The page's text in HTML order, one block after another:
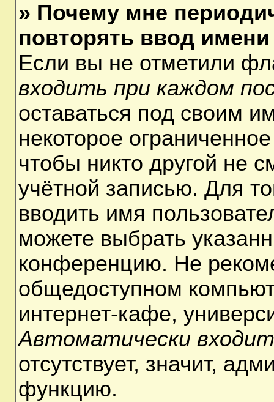
» Почему мне
повторять ввод
Если вы не отметили
входить при каждом
оставаться под своим
некоторое
чтобы никто другой не
учётной записью. Для
вводить имя
можете выбрать
конференцию. Не
общедоступном
интернет-кафе,
Автоматически
отсутствует, значит,
функцию.